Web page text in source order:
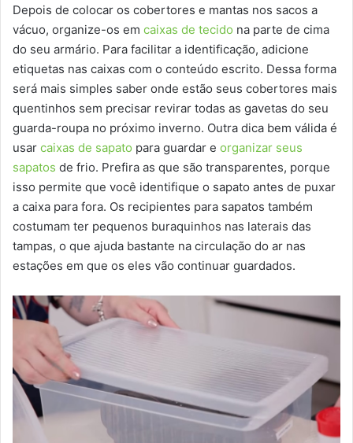
Depois de colocar os cobertores e mantas nos sacos a
vácuo, organize-os em caixas de tecido na parte de cima
do seu armário. Para facilitar a identificação, adicione
etiquetas nas caixas com o conteúdo escrito. Dessa forma
será mais simples saber onde estão seus cobertores mais
quentinhos sem precisar revirar todas as gavetas do seu
guarda-roupa no próximo inverno. Outra dica bem válida é
usar caixas de sapato para guardar e organizar seus
sapatos de frio. Prefira as que são transparentes, porque
isso permite que você identifique o sapato antes de puxar
a caixa para fora. Os recipientes para sapatos também
costumam ter pequenos buraquinhos nas laterais das
tampas, o que ajuda bastante na circulação do ar nas
estações em que os eles vão continuar guardados.